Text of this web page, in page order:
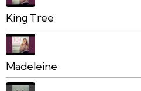
King Tree
Madeleine